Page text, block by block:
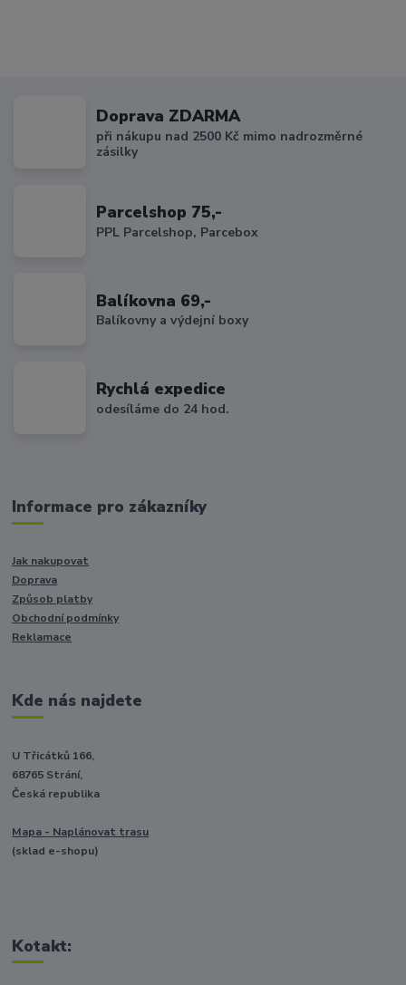
Doprava ZDARMA
při nákupu nad 2500 Kč mimo nadrozměrné
zásilky
Parcelshop 75,-
PPL Parcelshop, Parcebox
Balíkovna 69,-
Balíkovny a výdejní boxy
Rychlá expedice
odesíláme do 24 hod.
Informace pro zákazníky
Jak nakupovat
Doprava
Způsob platby
Obchodní podmínky
Reklamace
Kde nás najdete
U Třicátků 166,
68765 Strání,
Česká republika
Mapa - Naplánovat trasu
(sklad e-shopu)
Kotakt: